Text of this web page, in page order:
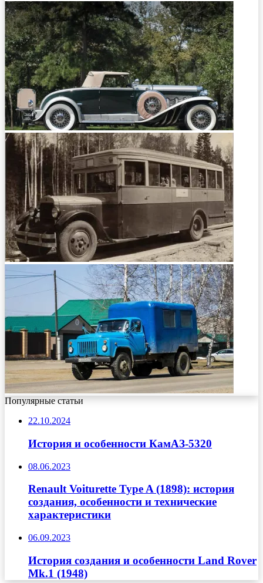
Популярные статьи
22.10.2024
История и особенности КамАЗ-5320
08.06.2023
Renault Voiturette Type A (1898): история
создания, особенности и технические
характеристики
06.09.2023
История создания и особенности Land Rover
Mk.1 (1948)